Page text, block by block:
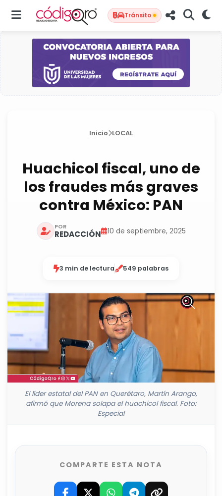
Tránsito
Inicio LOCAL
Huachicol fiscal, uno de
los fraudes más graves
contra México: PAN
POR
REDACCIÓN 10 de septiembre, 2025
3 min de lectura 549 palabras
El líder estatal del PAN en Querétaro, Martín Arango,
afirmó que Morena solapa el huachicol fiscal. Foto:
Especial
COMPARTE ESTA NOTA